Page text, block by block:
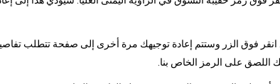
انقر فوق الزر وستتم إعادة توجيهك مرة أخرى إلى صفحة تتطلب
على الرمز الخاص بنا.